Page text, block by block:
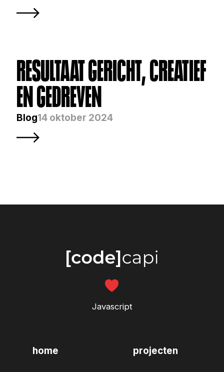
RESULTAAT GERICHT, CREATIEF
EN GEDREVEN
Blog14 oktober 2024
Javascript
home projecten